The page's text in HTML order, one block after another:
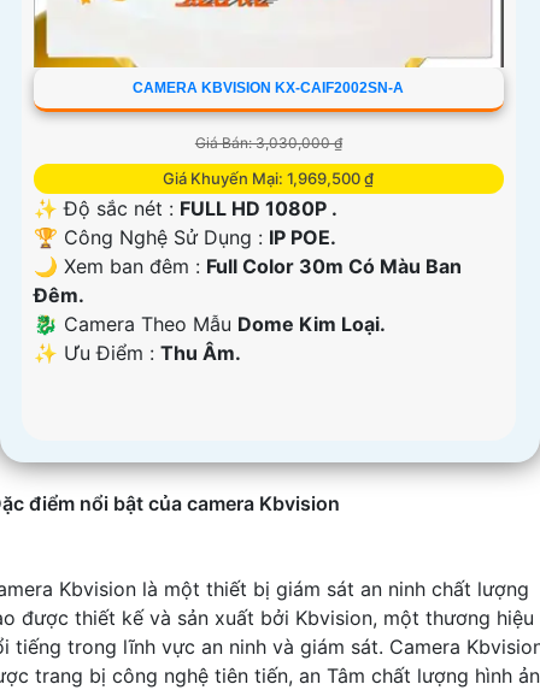
CAMERA KBVISION KX-CAIF2002SN-A
Giá Bán: 3,030,000 ₫
Giá Khuyến Mại: 1,969,500 ₫
✨ Độ sắc nét : FULL HD 1080P .
🏆 Công Nghệ Sử Dụng : IP POE.
🌙 Xem ban đêm : Full Color 30m Có Màu Ban
Đêm.
🐉️ Camera Theo Mẫu Dome Kim Loại.
️✨ Ưu Điểm : Thu Âm.
điểm nổi bật của camera Kbvision
Kbvision là một thiết bị giám sát an ninh chất lượng
được thiết kế và sản xuất bởi Kbvision, một thương hiệu
tiếng trong lĩnh vực an ninh và giám sát. Camera
trang bị công nghệ tiên tiến, an Tâm chất lượng hình